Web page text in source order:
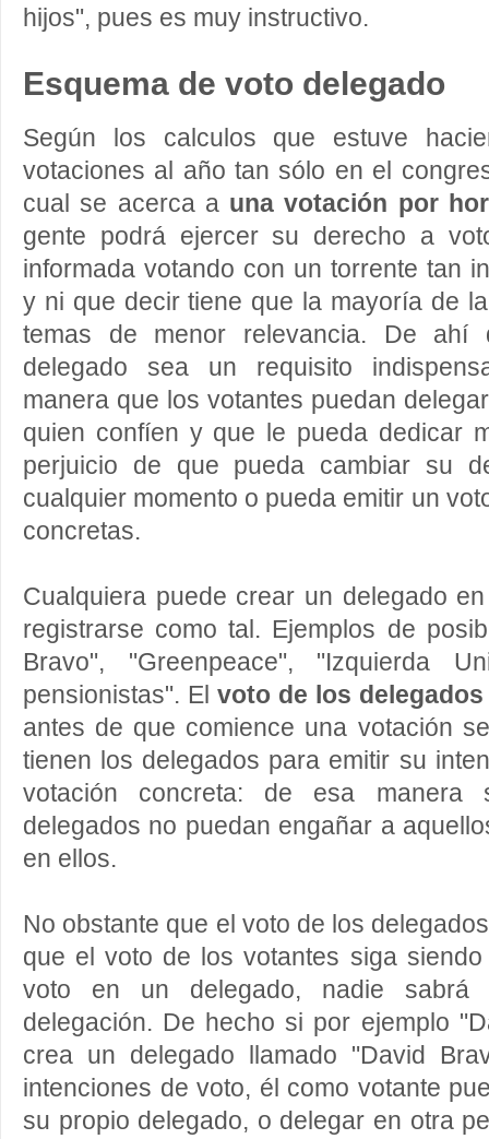
hijos", pues es muy instructivo.
Esquema de voto delegado
Según los calculos que estuve
votaciones al año tan sólo en el
cual se acerca a una votación por
gente podrá ejercer su derecho a
informada votando con un torrente tan
y ni que decir tiene que la mayoría de
temas de menor relevancia. De ahí
delegado sea un requisito
manera que los votantes puedan
quien confíen y que le pueda dedicar
perjuicio de que pueda cambiar su
cualquier momento o pueda emitir un
concretas.
Cualquiera puede crear un delegado
registrarse como tal. Ejemplos de
Bravo", "Greenpeace", "Izquierda
pensionistas". El voto de los
antes de que comience una votación
tienen los delegados para emitir su
votación concreta: de esa manera
delegados no puedan engañar a
en ellos.
No obstante que el voto de los
que el voto de los votantes siga
voto en un delegado, nadie
delegación. De hecho si por ejemplo
crea un delegado llamado "David
intenciones de voto, él como votante
su propio delegado, o delegar en otra